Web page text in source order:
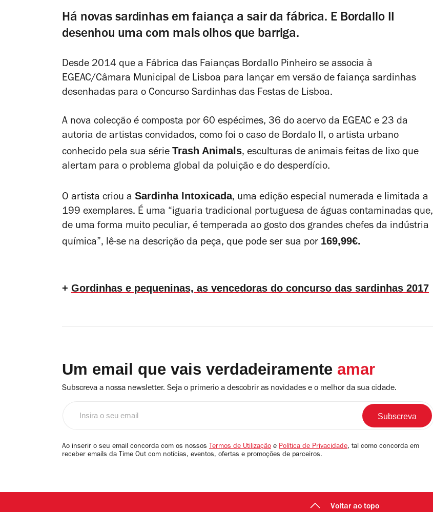
Há novas sardinhas em faiança a sair da fábrica. E Bordallo II
desenhou uma com mais olhos que barriga.
Desde 2014 que a Fábrica das Faianças Bordallo Pinheiro se associa à
EGEAC/Câmara Municipal de Lisboa para lançar em versão de faiança sardinhas
desenhadas para o Concurso Sardinhas das Festas de Lisboa.
A nova colecção é composta por 60 espécimes, 36 do acervo da EGEAC e 23 da
autoria de artistas convidados, como foi o caso de Bordalo II, o artista urbano
conhecido pela sua série Trash Animals, esculturas de animais feitas de lixo que
alertam para o problema global da poluição e do desperdício.
O artista criou a Sardinha Intoxicada, uma edição especial numerada e limitada a
199 exemplares. É uma “iguaria tradicional portuguesa de águas contaminadas que,
de uma forma muito peculiar, é temperada ao gosto dos grandes chefes da indústria
química”, lê-se na descrição da peça, que pode ser sua por 169,99€.
+ Gordinhas e pequeninas, as vencedoras do concurso das sardinhas 2017
Um email que vais verdadeiramente amar
Subscreva a nossa newsletter. Seja o primerio a descobrir as novidades e o melhor da sua cidade.
email
Ao inserir o seu email concorda com os nossos Termos de Utilização e Política de Privacidade, tal como concorda em
receber emails da Time Out com notícias, eventos, ofertas e promoções de parceiros.
Voltar ao topo